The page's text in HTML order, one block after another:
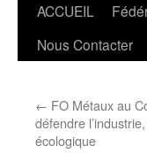
ACCUEIL
Nous Contacter
← FO Métaux au
défendre
écologique